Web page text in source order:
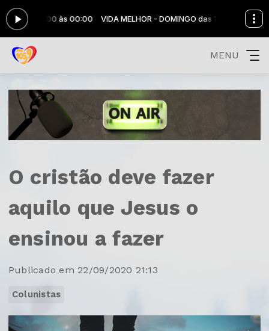
das 10:00 às 00:00 VIDA MELHOR - DOMINGO das 10:00 às 00:00
MENU
O cristão deve fazer
aquilo que Jesus o
ensinou a fazer
Publicado em 22/09/2020 21:13
Colunistas